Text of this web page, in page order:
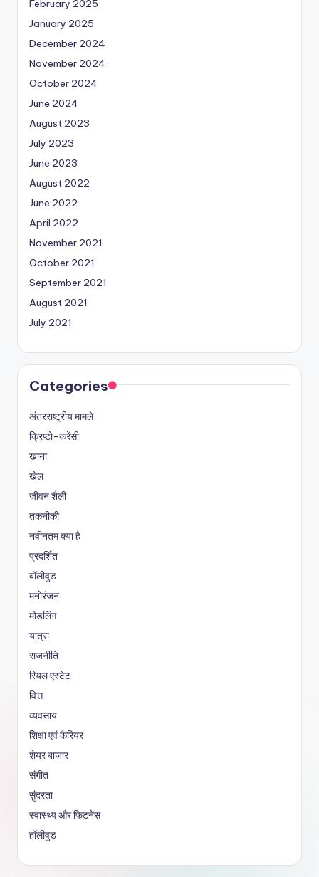
February 2025
January 2025
December 2024
November 2024
October 2024
June 2024
August 2023
July 2023
June 2023
August 2022
June 2022
April 2022
November 2021
October 2021
September 2021
August 2021
July 2021
Categories
अंतरराष्ट्रीय मामले
क्रिप्टो-करेंसी
खाना
खेल
जीवन शैली
तकनीकी
नवीनतम क्या है
प्रदर्शित
बॉलीवुड
मनोरंजन
मोडलिंग
यात्रा
राजनीति
रियल एस्टेट
वित्त
व्यवसाय
शिक्षा एवं कैरियर
शेयर बाजार
संगीत
सुंदरता
स्वास्थ्य और फिटनेस
हॉलीवुड